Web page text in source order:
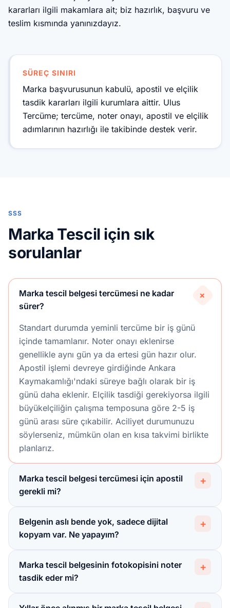
kararları ilgili makamlara ait; biz hazırlık, başvuru ve
teslim kısmında yanınızdayız.
SÜREÇ SINIRI
Marka başvurusunun kabulü, apostil ve elçilik
tasdik kararları ilgili kurumlara aittir. Ulus
Tercüme; tercüme, noter onayı, apostil ve elçilik
adımlarının hazırlığı ile takibinde destek verir.
SSS
Marka Tescil için sık
sorulanlar
Marka tescil belgesi tercümesi ne kadar
sürer?
+
Standart durumda yeminli tercüme bir iş günü
içinde tamamlanır. Noter onayı eklenirse
genellikle aynı gün ya da ertesi gün hazır olur.
Apostil işlemi devreye girdiğinde Ankara
Kaymakamlığı'ndaki süreye bağlı olarak bir iş
günü daha eklenir. Elçilik tasdiği gerekiyorsa ilgili
büyükelçiliğin çalışma temposuna göre 2-5 iş
günü arası süre çıkabilir. Aciliyet durumunuzu
söylerseniz, mümkün olan en kısa takvimi birlikte
planlarız.
Marka tescil belgesi tercümesi için apostil
gerekli mi?
+
Belgenin aslı bende yok, sadece dijital
kopyam var. Ne yapayım?
+
Marka tescil belgesinin fotokopisini noter
tasdik eder mi?
+